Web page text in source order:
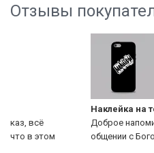
Отзывы
6
Наклейка
Наклейка на телефон
Доброе напоминание в любом
общении с Богом. И заодно как